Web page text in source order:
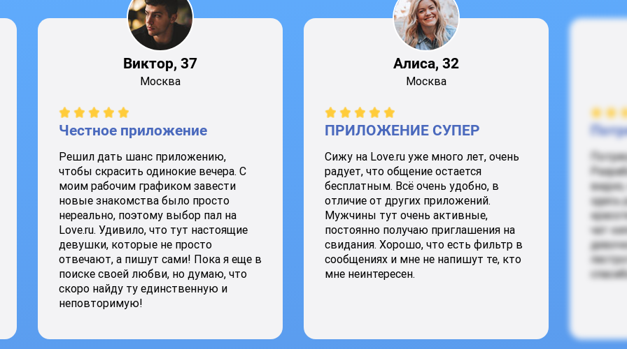
Виктор, 37
Москва
Честное приложение
Решил дать шанс приложению,
чтобы скрасить одинокие вечера. С
моим рабочим графиком завести
новые знакомства было просто
нереально, поэтому выбор пал на
Love.ru. Удивило, что тут настоящие
девушки, которые не просто
отвечают, а пишут сами! Пока я еще в
поиске своей любви, но думаю, что
скоро найду ту единственную и
неповторимую!
Алиса, 32
Москва
ПРИЛОЖЕНИЕ СУПЕР
Сижу на Love.ru уже много лет, очень
радует, что общение остается
бесплатным. Всё очень удобно, в
отличие от других приложений.
Мужчины тут очень активные,
постоянно получаю приглашения на
свидания. Хорошо, что есть фильтр в
сообщениях и мне не напишут те, кто
мне неинтересен.
здесь
чат